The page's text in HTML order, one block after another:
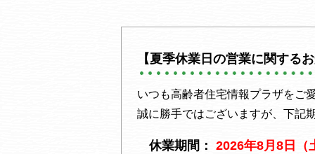
【夏季休業日の営業に関する
いつも高齢者住宅情報プラザをご
誠に勝手ではございますが、下記
休業期間： 2026年8月8日（